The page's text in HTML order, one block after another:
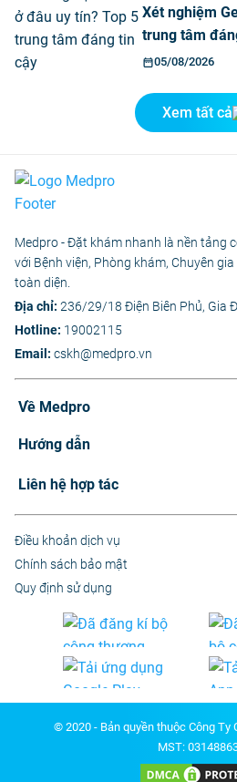
Xét nghiệm
trung tâm
05/08/2026
Xem tất cả
Medpro - Đặt khám nhanh là nền tảng
với Bệnh viện, Phòng khám, Chuyên
toàn diện.
Địa chỉ: 236/29/18 Điện Biên Phủ, Gia
Hotline: 19002115
Email: cskh@medpro.vn
Về Medpro
Hướng dẫn
Liên hệ hợp tác
Điều khoản dịch vụ
Chính sách bảo mật
Quy định sử dụng
© 2020 - Bản quyền thuộc Công Ty
MST: